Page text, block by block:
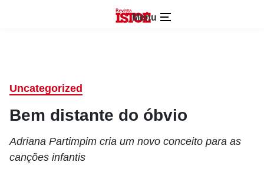
Menu
Uncategorized
Bem distante do óbvio
Adriana Partimpim cria um novo conceito para as
canções infantis